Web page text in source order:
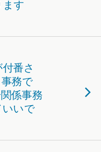
す
番さ
務で
係事務
いで